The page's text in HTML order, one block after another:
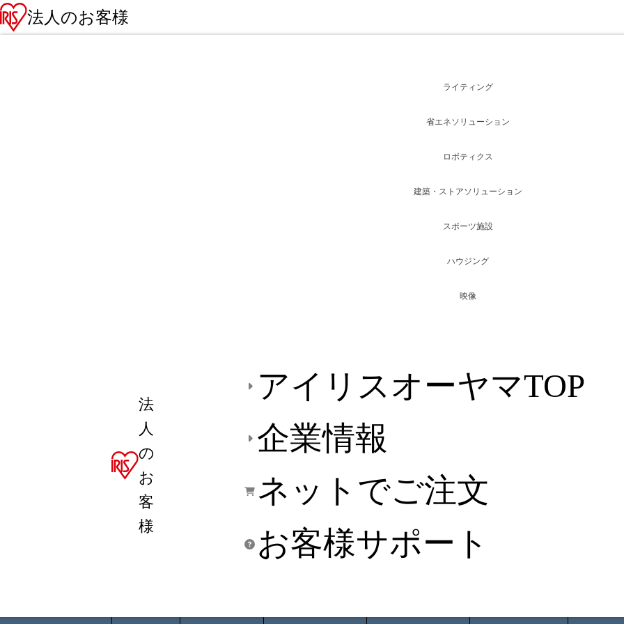
法人のお客様
法
人
の
お
客
様
アイリスオーヤマTOP
企業情報
ネットでご注文
お客様サポート
ライティング
省エネソリューション
ロボティクス
建築・ストアソリューション
スポーツ施設
ハウジング
映像